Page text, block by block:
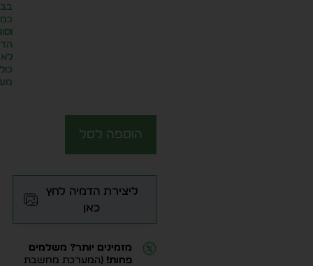
לא
הוספה לסל
ליצירת הדמיה לחץ
כאן
מזמינים יותר? משלמים
פחות! (המערכת מחשבת